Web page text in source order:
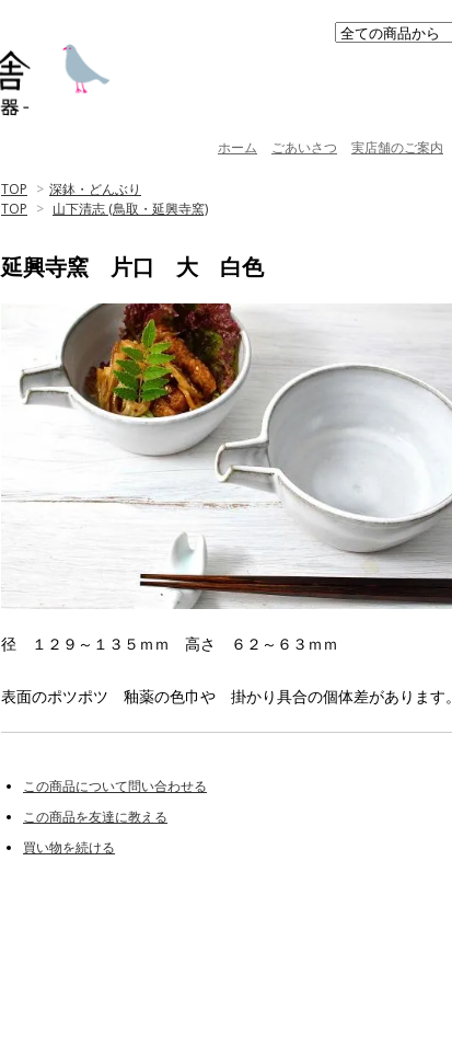
ホーム ごあいさつ 実店舗のご案内
TOP > 深鉢・どんぶり
TOP > 山下清志 (鳥取・延興寺窯)
延興寺窯 片口 大 白色
径 １２９～１３５ｍｍ 高さ ６２～６３ｍｍ
表面のポツポツ 釉薬の色巾や 掛かり具合の個体差があります。
この商品について問い合わせる
この商品を友達に教える
買い物を続ける